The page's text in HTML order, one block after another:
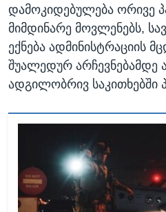
დამოკიდებულება ორივე
მიმდინარე მოვლენებს,
ექნება ადმინისტრაციის
შუალედურ არჩევნებამდე
ადგილობრივ საკითხებში